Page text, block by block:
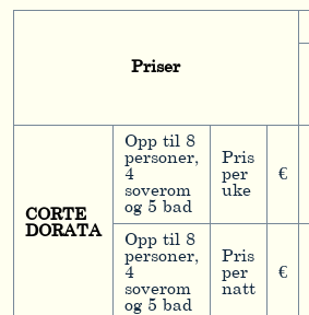
Priser
CORTE
DORATA
Opp til 8
personer,
4
soverom
og 5 bad
Pris
per
uke
€
Opp til 8
personer,
4
soverom
og 5 bad
Pris
per
natt
€